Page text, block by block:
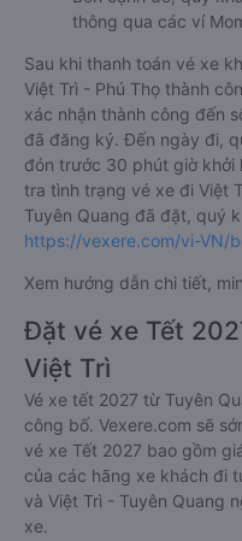
thông qua các ví
Sau khi thanh toán vé xe
Việt Trì - Phú Thọ thành
xác nhận thành công đến
đã đăng ký. Đến ngày đi,
đón trước 30 phút giờ khởi
tra tình trạng vé xe đi Việt
Tuyên Quang đã đặt, quý
https://vexere.com/vi-VN/
Xem hướng dẫn chi tiết,
Đặt vé xe Tết
Việt Trì
Vé xe tết 2027 từ Tuyên
công bố. Vexere.com sẽ
vé xe Tết 2027 bao gồm
của các hãng xe khách đi
và Việt Trì - Tuyên Quang
xe.